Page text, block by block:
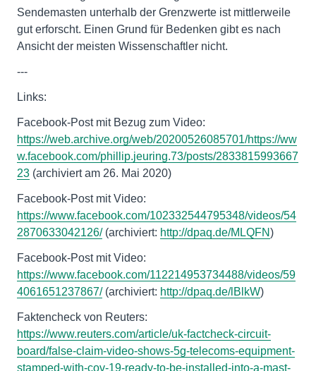
Sendemasten unterhalb der Grenzwerte ist mittlerweile
gut erforscht. Einen Grund für Bedenken gibt es nach
Ansicht der meisten Wissenschaftler nicht.
---
Links:
Facebook-Post mit Bezug zum Video:
https://web.archive.org/web/20200526085701/https://ww
w.facebook.com/phillip.jeuring.73/posts/2833815993667
23 (archiviert am 26. Mai 2020)
Facebook-Post mit Video:
https://www.facebook.com/102332544795348/videos/54
2870633042126/(archiviert: http://dpaq.de/MLQFN)
Facebook-Post mit Video:
https://www.facebook.com/112214953734488/videos/59
4061651237867/(archiviert: http://dpaq.de/lBlkW)
Faktencheck von Reuters:
https://www.reuters.com/article/uk-factcheck-circuit-
board/false-claim-video-shows-5g-telecoms-equipment-
stamped-with-cov-19-ready-to-be-installed-into-a-mast-